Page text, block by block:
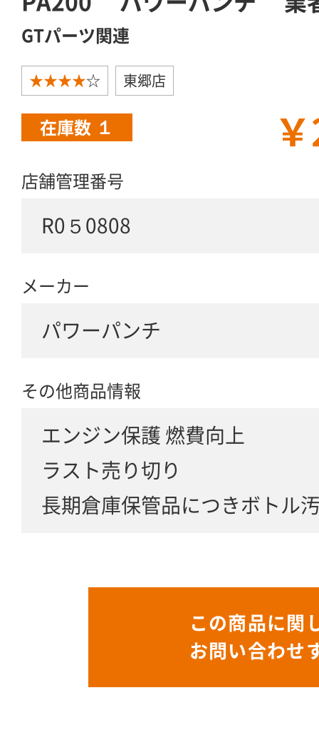
GTパーツ関連
★★★★☆ 東郷店
在庫数 １
店舗管理番号
R0５0808
メーカー
パワーパンチ
その他商品情報
エンジン保護 燃費向上
ラスト売り切り
長期倉庫保管品につきボトル
この商品に関
お問い合わせ